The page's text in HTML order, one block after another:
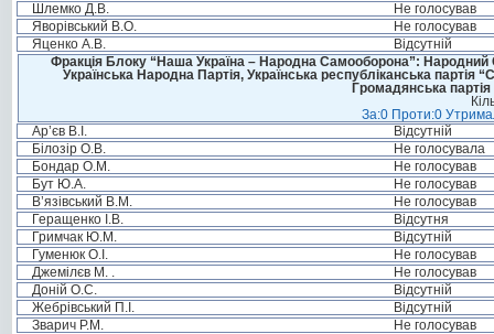
Шлемко Д.В.
Не голосував
Яворівський В.О.
Не голосував
Яценко А.В.
Відсутній
Фракція Блоку “Наша Україна – Народна Самооборона”: Народний
Українська Народна Партія, Українська республіканська
Громадянська
За:0 Проти:0
Ар’єв В.І.
Відсутній
Білозір О.В.
Не голосувала
Бондар О.М.
Не голосував
Бут Ю.А.
Не голосував
В’язівський В.М.
Не голосував
Геращенко І.В.
Відсутня
Гримчак Ю.М.
Відсутній
Гуменюк О.І.
Не голосував
Джемілєв М. .
Не голосував
Доній О.С.
Відсутній
Жебрівський П.І.
Відсутній
Зварич Р.М.
Не голосував